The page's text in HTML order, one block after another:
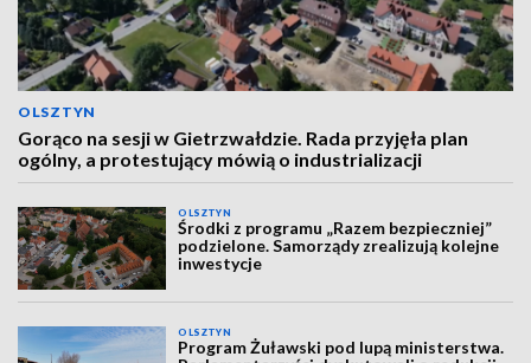
OLSZTYN
Gorąco na sesji w Gietrzwałdzie. Rada przyjęła plan
ogólny, a protestujący mówią o industrializacji
OLSZTYN
Środki z programu „Razem bezpieczniej”
podzielone. Samorządy zrealizują kolejne
inwestycje
OLSZTYN
Program Żuławski pod lupą ministerstwa.